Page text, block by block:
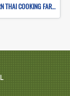
THE RICE BARN THAI COOKING FARM ( FULL DAY CORSE 1 )